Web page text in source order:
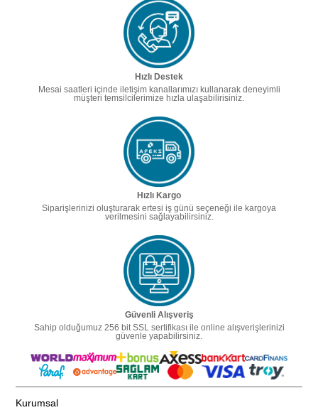
Hızlı Destek
Mesai saatleri içinde iletişim kanallarımızı kullanarak deneyimli
müşteri temsilcilerimize hızla ulaşabilirisiniz.
Hızlı Kargo
Siparişlerinizi oluşturarak ertesi iş günü seçeneği ile kargoya
verilmesini sağlayabilirsiniz.
Güvenli Alışveriş
Sahip olduğumuz 256 bit SSL sertifikası ile online alışverişlerinizi
güvenle yapabilirsiniz.
Kurumsal